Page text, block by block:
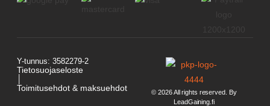
© 2026 All rights reserved. By
LeadGaining.fi
Y-tunnus: 3582279-2
Tietosuojaseloste
Toimitusehdot & maksuehdot